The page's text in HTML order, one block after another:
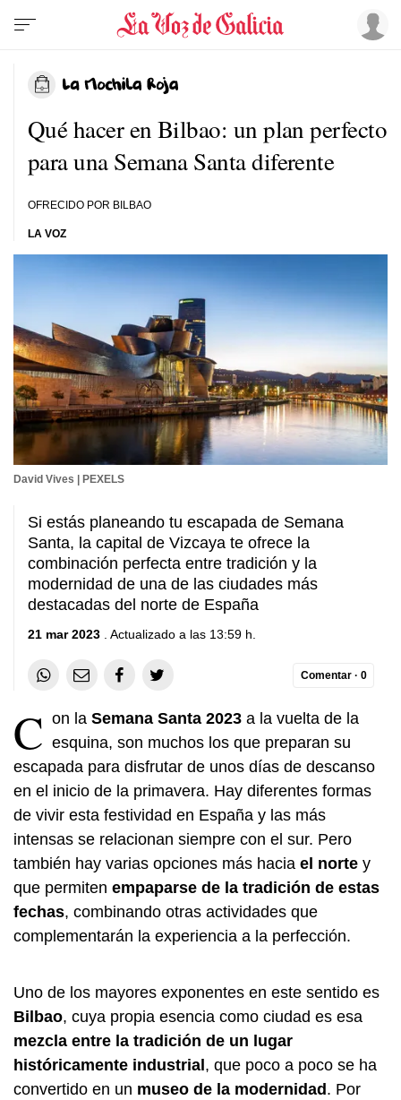
Qué hacer en Bilbao: un plan perfecto
para una Semana Santa diferente
OFRECIDO POR BILBAO
LA VOZ
David Vives | PEXELS
Si estás planeando tu escapada de Semana
Santa, la capital de Vizcaya te ofrece la
combinación perfecta entre tradición y la
modernidad de una de las ciudades más
destacadas del norte de España
21 mar 2023 . Actualizado a las 13:59 h.
Comentar · 0
C on la Semana Santa 2023 a la vuelta de la
esquina, son muchos los que preparan su
escapada para disfrutar de unos días de descanso
en el inicio de la primavera. Hay diferentes formas
de vivir esta festividad en España y las más
intensas se relacionan siempre con el sur. Pero
también hay varias opciones más hacia el norte y
que permiten empaparse de la tradición de estas
fechas, combinando otras actividades que
complementarán la experiencia a la perfección.
Uno de los mayores exponentes en este sentido es
Bilbao, cuya propia esencia como ciudad es esa
mezcla entre la tradición de un lugar
históricamente industrial , que poco a poco se ha
convertido en un museo de la modernidad . Por